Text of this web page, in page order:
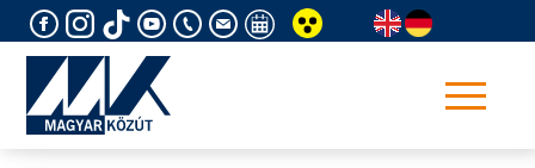
to